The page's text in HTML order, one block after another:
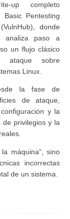
up completo
Basic Pentesting
donde
analiza paso a
un flujo clásico
ataque sobre
Linux.
la fase de
de ataque,
y la
de privilegios y la
máquina”, sino
incorrectas
de un sistema.